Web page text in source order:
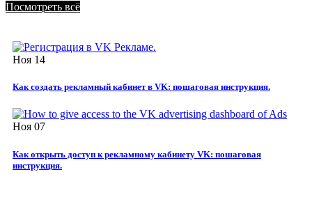
Посмотреть всё
Ноя 14
Как создать рекламный кабинет в VK: пошаговая инструкция.
Ноя 07
Как открыть доступ к рекламному кабинету VK: пошаговая
инструкция.